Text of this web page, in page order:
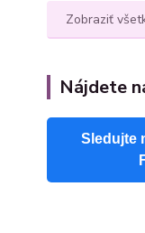
Zobraziť
Nájdete
Sledujte